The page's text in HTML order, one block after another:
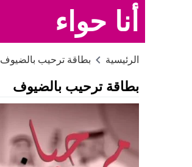
أنا حواء
الرئيسية بطاقة ترحيب بالضيوف
بطاقة ترحيب بالضيوف